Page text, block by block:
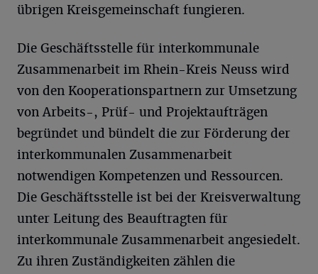
übrigen Kreisgemeinschaft fungieren.
Die Geschäftsstelle für interkommunale
Zusammenarbeit im Rhein-Kreis Neuss wird
von den Kooperationspartnern zur Umsetzung
von Arbeits-, Prüf- und Projektaufträgen
begründet und bündelt die zur Förderung der
interkommunalen Zusammenarbeit
notwendigen Kompetenzen und Ressourcen.
Die Geschäftsstelle ist bei der Kreisverwaltung
unter Leitung des Beauftragten für
interkommunale Zusammenarbeit angesiedelt.
Zu ihren Zuständigkeiten zählen die